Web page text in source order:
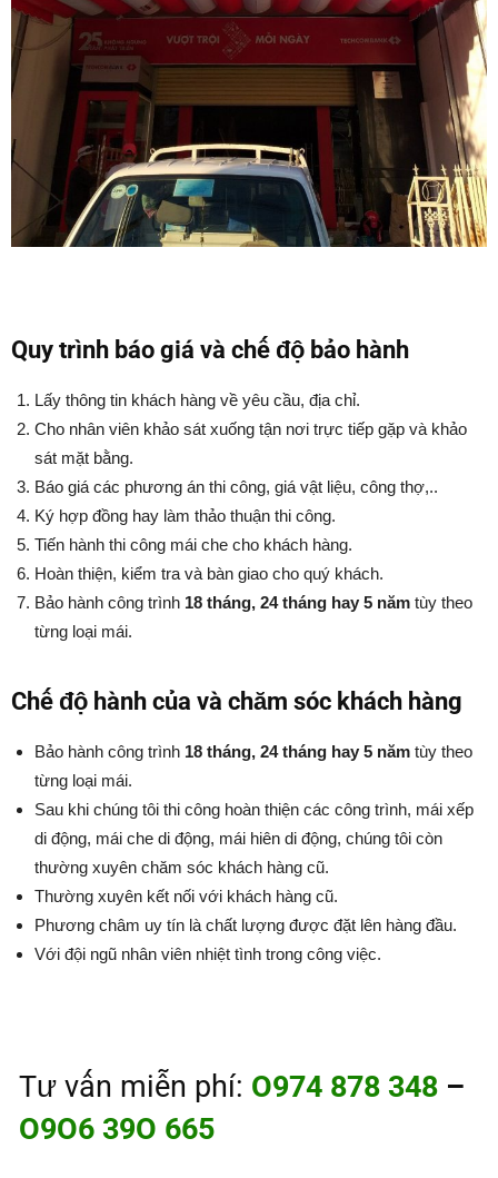
Quy trình báo giá và chế độ bảo hành
Lấy thông tin khách hàng về yêu cầu, địa chỉ.
Cho nhân viên khảo sát xuống tận nơi trực tiếp gặp và khảo
sát mặt bằng.
Báo giá các phương án thi công, giá vật liệu, công thợ,..
Ký hợp đồng hay làm thảo thuận thi công.
Tiến hành thi công mái che cho khách hàng.
Hoàn thiện, kiểm tra và bàn giao cho quý khách.
Bảo hành công trình 18 tháng, 24 tháng hay 5 năm tùy theo
từng loại mái.
Chế độ hành của và chăm sóc khách hàng
Bảo hành công trình 18 tháng, 24 tháng hay 5 năm tùy theo
từng loại mái.
Sau khi chúng tôi thi công hoàn thiện các công trình, mái xếp
di động, mái che di động, mái hiên di động, chúng tôi còn
thường xuyên chăm sóc khách hàng cũ.
Thường xuyên kết nối với khách hàng cũ.
Phương châm uy tín là chất lượng được đặt lên hàng đầu.
Với đội ngũ nhân viên nhiệt tình trong công việc.
Tư vấn miễn phí: O974 878 348 –
O9O6 39O 665